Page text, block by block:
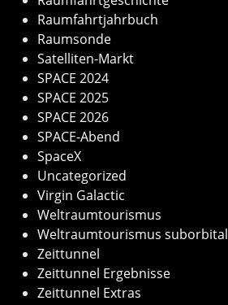
Raumfahrtjahrbuch
Raumsonde
Satelliten-Markt
SPACE 2024
SPACE 2025
SPACE 2026
SPACE-Abend
SpaceX
Uncategorized
Virgin Galactic
Weltraumtourismus
Weltraumtourismus suborbital
Zeittunnel
Zeittunnel Ergebnisse
Zeittunnel Extras